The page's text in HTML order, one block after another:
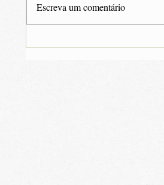
Escreva um comentário